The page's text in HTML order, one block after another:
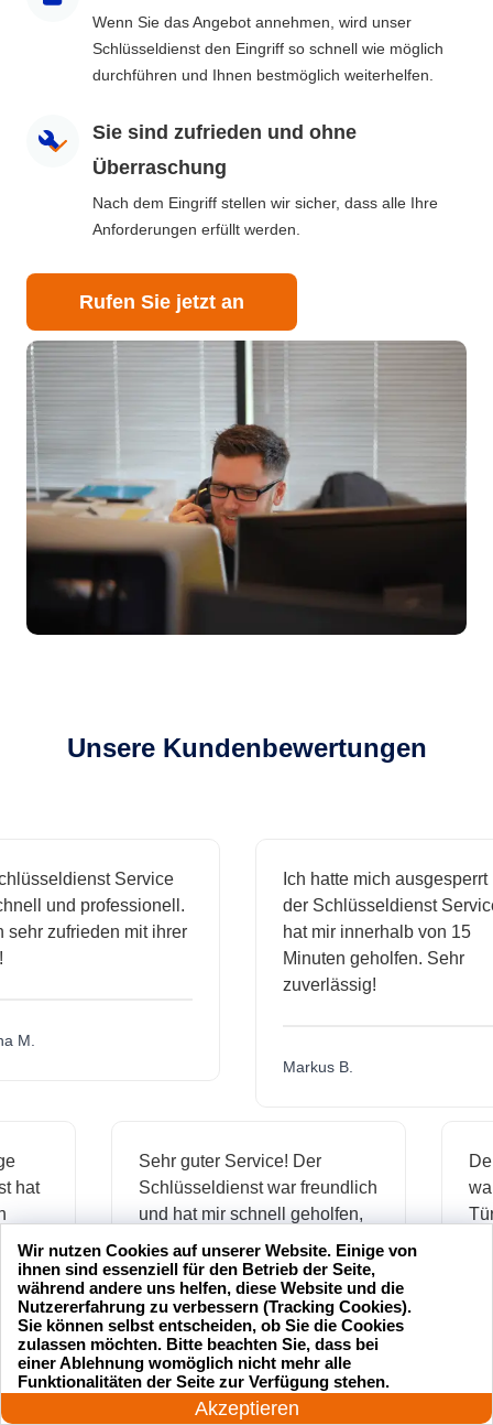
Wenn Sie das Angebot annehmen, wird unser
Schlüsseldienst den Eingriff so schnell wie möglich
durchführen und Ihnen bestmöglich weiterhelfen.
Sie sind zufrieden und ohne
Überraschung
Nach dem Eingriff stellen wir sicher, dass alle Ihre
Anforderungen erfüllt werden.
Rufen Sie jetzt an
Unsere Kundenbewertungen
Service
und professionell.
zufrieden mit ihrer
Ich hatte mich ausgesperrt und
der Schlüsseldienst Service
hat mir innerhalb von 15
Minuten geholfen. Sehr
zuverlässig!
Markus B.
hat
Sehr guter Service! Der
Schlüsseldienst war freundlich
und hat mir schnell geholfen,
als ich meine Schlüssel
verloren hatte.
Jonas M.
24 Stunden am Tag
Akzeptieren
Wir nutzen Cookies auf unserer Website. Einige von
ihnen sind essenziell für den Betrieb der Seite,
während andere uns helfen, diese Website und die
Nutzererfahrung zu verbessern (Tracking Cookies).
Sie können selbst entscheiden, ob Sie die Cookies
zulassen möchten. Bitte beachten Sie, dass bei
einer Ablehnung womöglich nicht mehr alle
Funktionalitäten der Seite zur Verfügung stehen.